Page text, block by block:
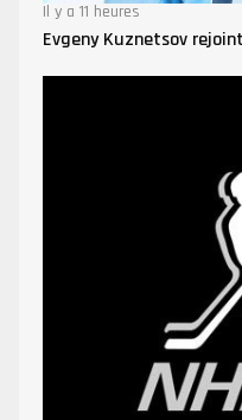
Il y a 11 heures
Evgeny Kuznetsov